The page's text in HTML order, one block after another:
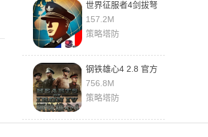
世界征服者4剑拔弩
张 1.11.4 最新版
157.2M
策略塔防
钢铁雄心4 2.8 官方
版
756.8M
策略塔防